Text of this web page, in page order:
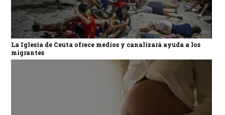
La Iglesia de Ceuta ofrece medios y canalizará ayuda a los
migrantes